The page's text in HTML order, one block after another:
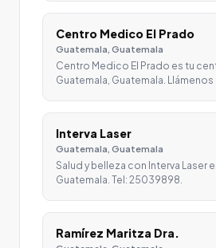
Centro Medico El Prado
Guatemala, Guatemala
Centro Medico El Prado es tu
Guatemala, Guatemala. Llámenos
Interva Laser
Guatemala, Guatemala
Salud y belleza con Interva Laser
Guatemala. Tel: 25039898.
Ramírez Maritza Dra.